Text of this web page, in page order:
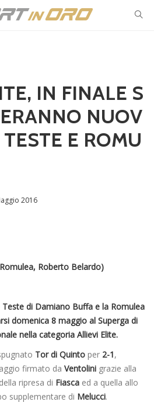
IN FINALE S
NUOV
E ROMU
2016
Roberto Belardo)
di Damiano Buffa e la Romulea
domenica 8 maggio al Superga di
nella categoria Allievi Elite.
Tor di Quinto per 2-1,
firmato da Ventolini grazie alla
ripresa di Fiasca ed a quella allo
supplementare di Melucci.